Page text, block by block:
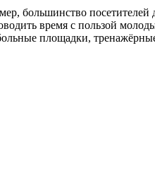
посетителей
время с пользой
площадки,